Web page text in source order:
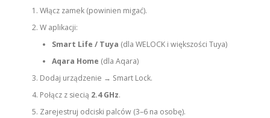
Włącz zamek (powinien migać).
W aplikacji:
Smart Life / Tuya (dla WELOCK i większości Tuya)
Aqara Home (dla Aqara)
Dodaj urządzenie → Smart Lock.
Połącz z siecią 2.4 GHz.
Zarejestruj odciski palców (3–6 na osobę).